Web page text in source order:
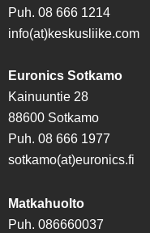
Puh. 08 666 1214
info(at)keskusliike.com
Euronics Sotkamo
Kainuuntie 28
88600 Sotkamo
Puh. 08 666 1977
sotkamo(at)euronics.fi
Matkahuolto
Puh. 086660037